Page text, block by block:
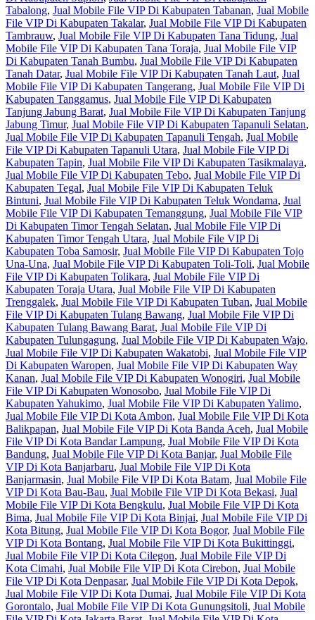
Tabalong, Jual Mobile File VIP Di Kabupaten Tabanan, Jual Mobile
File VIP Di Kabupaten Takalar, Jual Mobile File VIP Di Kabupaten
Tambrauw, Jual Mobile File VIP Di Kabupaten Tana Tidung, Jual
Mobile File VIP Di Kabupaten Tana Toraja, Jual Mobile File VIP
Di Kabupaten Tanah Bumbu, Jual Mobile File VIP Di Kabupaten
Tanah Datar, Jual Mobile File VIP Di Kabupaten Tanah Laut, Jual
Mobile File VIP Di Kabupaten Tangerang, Jual Mobile File VIP Di
Kabupaten Tanggamus, Jual Mobile File VIP Di Kabupaten
Tanjung Jabung Barat, Jual Mobile File VIP Di Kabupaten Tanjung
Jabung Timur, Jual Mobile File VIP Di Kabupaten Tapanuli Selatan,
Jual Mobile File VIP Di Kabupaten Tapanuli Tengah, Jual Mobile
File VIP Di Kabupaten Tapanuli Utara, Jual Mobile File VIP Di
Kabupaten Tapin, Jual Mobile File VIP Di Kabupaten Tasikmalaya,
Jual Mobile File VIP Di Kabupaten Tebo, Jual Mobile File VIP Di
Kabupaten Tegal, Jual Mobile File VIP Di Kabupaten Teluk
Bintuni, Jual Mobile File VIP Di Kabupaten Teluk Wondama, Jual
Mobile File VIP Di Kabupaten Temanggung, Jual Mobile File VIP
Di Kabupaten Timor Tengah Selatan, Jual Mobile File VIP Di
Kabupaten Timor Tengah Utara, Jual Mobile File VIP Di
Kabupaten Toba Samosir, Jual Mobile File VIP Di Kabupaten Tojo
Una-Una, Jual Mobile File VIP Di Kabupaten Toli-Toli, Jual Mobile
File VIP Di Kabupaten Tolikara, Jual Mobile File VIP Di
Kabupaten Toraja Utara, Jual Mobile File VIP Di Kabupaten
Trenggalek, Jual Mobile File VIP Di Kabupaten Tuban, Jual Mobile
File VIP Di Kabupaten Tulang Bawang, Jual Mobile File VIP Di
Kabupaten Tulang Bawang Barat, Jual Mobile File VIP Di
Kabupaten Tulungagung, Jual Mobile File VIP Di Kabupaten Wajo,
Jual Mobile File VIP Di Kabupaten Wakatobi, Jual Mobile File VIP
Di Kabupaten Waropen, Jual Mobile File VIP Di Kabupaten Way
Kanan, Jual Mobile File VIP Di Kabupaten Wonogiri, Jual Mobile
File VIP Di Kabupaten Wonosobo, Jual Mobile File VIP Di
Kabupaten Yahukimo, Jual Mobile File VIP Di Kabupaten Yalimo,
Jual Mobile File VIP Di Kota Ambon, Jual Mobile File VIP Di Kota
Balikpapan, Jual Mobile File VIP Di Kota Banda Aceh, Jual Mobile
File VIP Di Kota Bandar Lampung, Jual Mobile File VIP Di Kota
Bandung, Jual Mobile File VIP Di Kota Banjar, Jual Mobile File
VIP Di Kota Banjarbaru, Jual Mobile File VIP Di Kota
Banjarmasin, Jual Mobile File VIP Di Kota Batam, Jual Mobile File
VIP Di Kota Bau-Bau, Jual Mobile File VIP Di Kota Bekasi, Jual
Mobile File VIP Di Kota Bengkulu, Jual Mobile File VIP Di Kota
Bima, Jual Mobile File VIP Di Kota Binjai, Jual Mobile File VIP Di
Kota Bitung, Jual Mobile File VIP Di Kota Bogor, Jual Mobile File
VIP Di Kota Bontang, Jual Mobile File VIP Di Kota Bukittinggi,
Jual Mobile File VIP Di Kota Cilegon, Jual Mobile File VIP Di
Kota Cimahi, Jual Mobile File VIP Di Kota Cirebon, Jual Mobile
File VIP Di Kota Denpasar, Jual Mobile File VIP Di Kota Depok,
Jual Mobile File VIP Di Kota Dumai, Jual Mobile File VIP Di Kota
Gorontalo, Jual Mobile File VIP Di Kota Gunungsitoli, Jual Mobile